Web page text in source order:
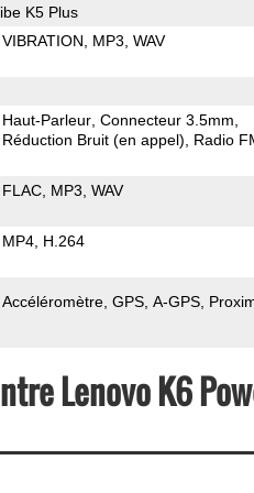
K5 Plus
VIBRATION MP3 WAV
Haut-Parleur Connecteur 3.5mm
Réduction Bruit (en appel)
Radio
FLAC MP3 WAV
MP4 H.264
Accéléromètre GPS A-GPS
Lenovo K6